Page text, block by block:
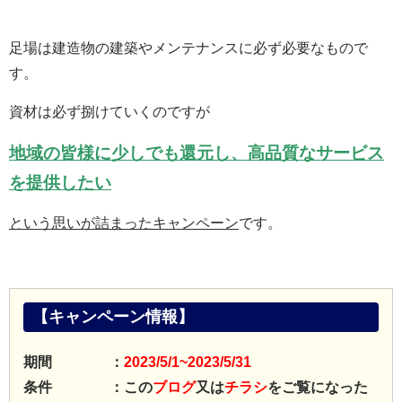
足場は建造物の建築やメンテナンスに必ず必要なもので
す。
資材は必ず捌けていくのですが
地域の皆様に少しでも還元し、高品質なサービス
を提供したい
という思いが詰まったキャンペーンです。
【キャンペーン情報】
期間 ： 2023/5/1~2023/5/31
条件 ：このブログ又はチラシをご覧になった